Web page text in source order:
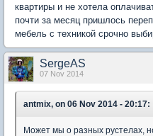
квартиры и не хотела
почти за месяц пришлось
мебель с техникой срочно
SergeAS
07 Nov 2014
antmix, on 06 Nov 2014 - 20:17:
Может мы о разных рустелах,